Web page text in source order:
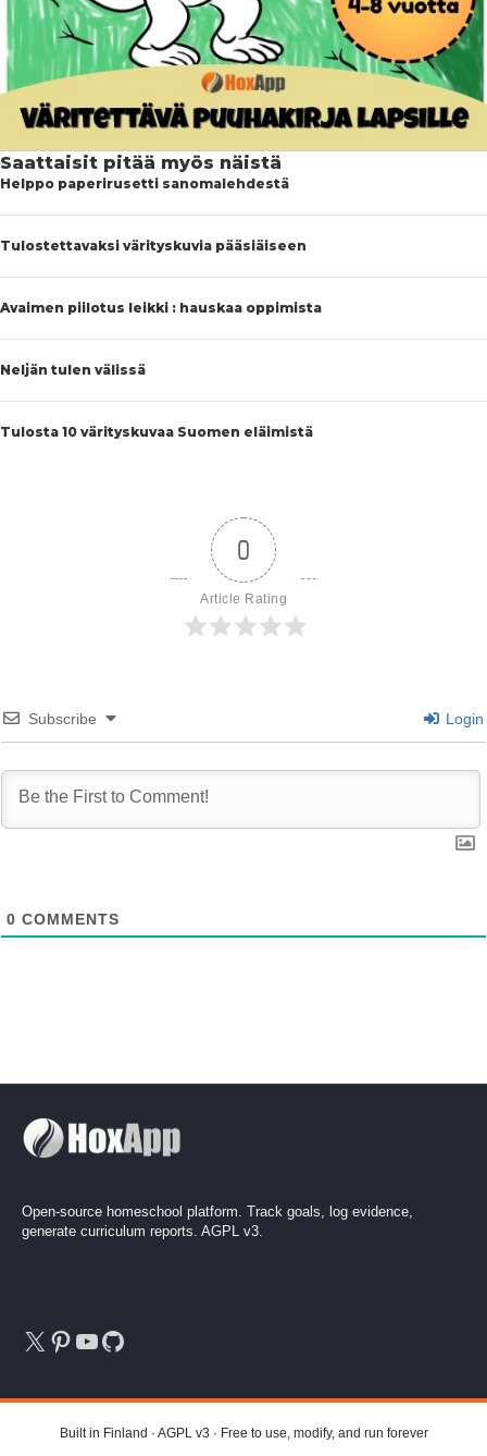
Saattaisit pitää myös näistä
Helppo paperirusetti sanomalehdestä
Tulostettavaksi värityskuvia pääsiäiseen
Avaimen piilotus leikki : hauskaa oppimista
Neljän tulen välissä
Tulosta 10 värityskuvaa Suomen eläimistä
0
Article Rating
Subscribe Login
0 COMMENTS
Open-source homeschool platform. Track goals, log evidence,
generate curriculum reports. AGPL v3.
X Pinterest
YouTube
GitHub
Built in Finland · AGPL v3 · Free to use, modify, and run forever